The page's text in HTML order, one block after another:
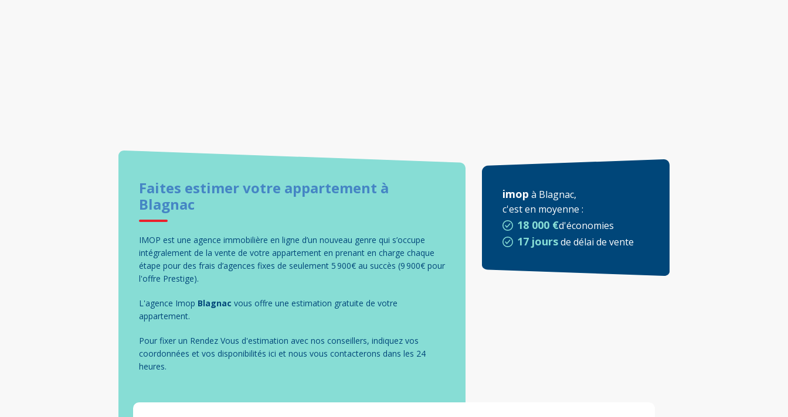
Faites estimer votre appartement à
Blagnac
IMOP est une agence immobilière en ligne d’un nouveau genre qui s’occupe
intégralement de la vente de votre appartement en prenant en charge chaque
étape pour des frais d’agences fixes de seulement 5 900€ au succès (9 900€ pour
l'offre Prestige).
L'agence Imop Blagnac vous offre une estimation gratuite de votre
appartement.
Pour fixer un Rendez Vous d'estimation avec nos conseillers, indiquez vos
coordonnées et vos disponibilités ici et nous vous contacterons dans les 24
heures.
imop à Blagnac,
c'est en moyenne :
18 000 €d'économies
17 joursde délai de vente